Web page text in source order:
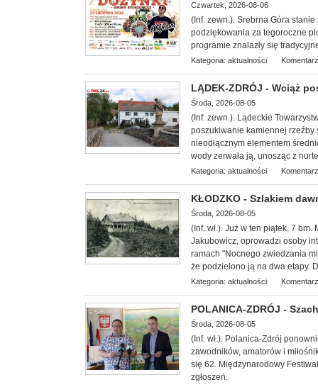
Czwartek, 2026-08-06
(Inf. zewn.). Srebrna Góra
podziękowania za tegoroczne
programie znalazły się
Kategoria: aktualności
LĄDEK-ZDRÓJ - Wciąż
Środa, 2026-08-05
(Inf. zewn.). Lądeckie Towarzy
poszukiwanie kamiennej rzeźby
nieodłącznym elementem
wody zerwała ją, unosząc z
Kategoria: aktualności
KŁODZKO - Szlakiem
Środa, 2026-08-05
(Inf. wł.). Już w ten piątek, 7 bm.
Jakubowicz, oprowadzi osoby
ramach "Nocnego zwiedzania
że podzielono ją na dwa etapy.
Kategoria: aktualności
POLANICA-ZDRÓJ -
Środa, 2026-08-05
(Inf. wł.). Polanica-Zdrój
zawodników, amatorów i
się 62. Międzynarodowy
zgłoszeń.